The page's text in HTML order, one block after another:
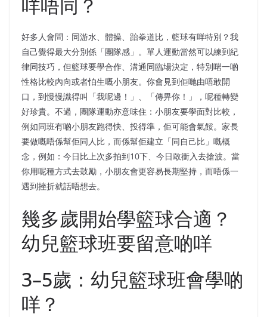
好多人會問：同游水、體操、跆拳道比，籃球有咩特別？我
自己覺得最大分別係「團隊感」。單人運動當然可以練到紀
律同技巧，但籃球要學合作、溝通同臨場決定，特別啱一啲
性格比較內向或者怕生嘅小朋友。你會見到佢哋由唔敢開
口，到慢慢識得叫「我呢邊！」、「傳畀你！」，呢種轉變
好珍貴。不過，團隊運動亦意味住：小朋友要學面對比較，
例如同班有啲小朋友跑得快、投得準，佢可能會氣餒。家長
要做嘅唔係幫佢同人比，而係幫佢建立「同自己比」嘅概
念，例如：今日比上次多拍到10下、今日敢衝入去搶波。當
你用呢種方式去鼓勵，小朋友會更容易長期堅持，而唔係一
遇到挫折就話唔想去。
幾多歲開始學籃球合適？
幼兒籃球班要留意啲咩
3–5歲：幼兒籃球班會學啲
咩？